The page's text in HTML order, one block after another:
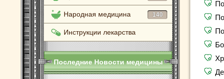
Народная медицина 140
Инструкции лекарства
Последние Новости медицины